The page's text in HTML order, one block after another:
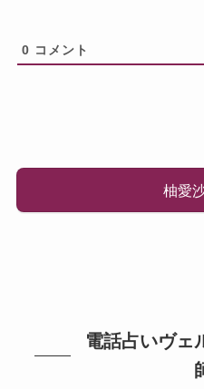
0 コメント
柚愛
電話占いヴェ